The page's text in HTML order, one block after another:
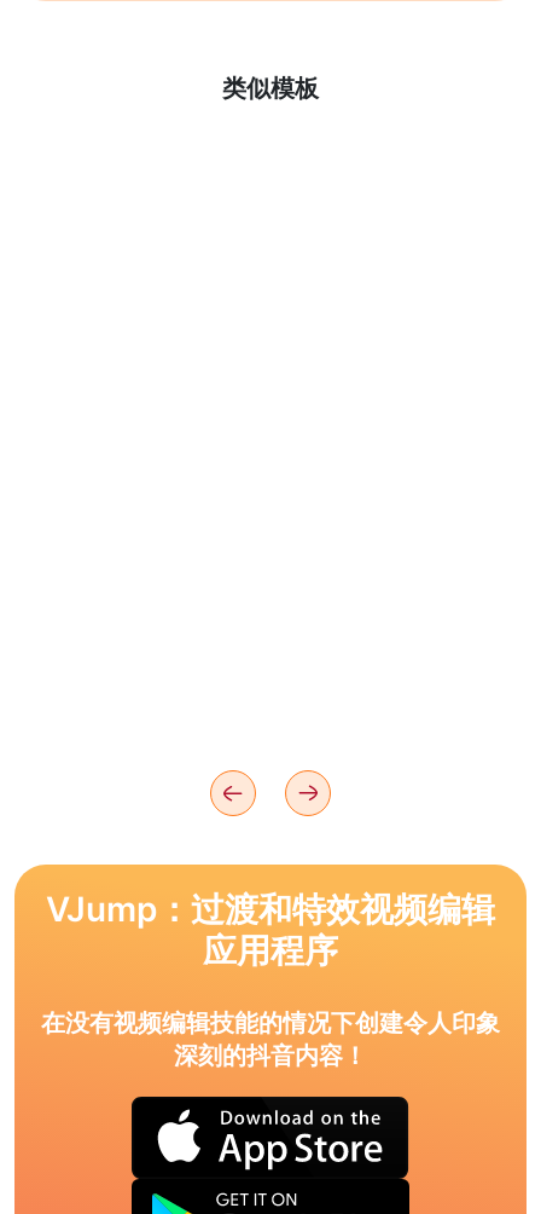
类似模板
了解更多
VJump：过渡和特效视频编辑
应用程序
在没有视频编辑技能的情况下创建令人印象
深刻的抖音内容！